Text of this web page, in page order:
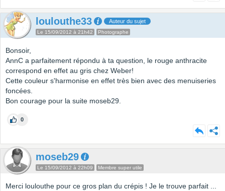
loulouthe33 Auteur du sujet
Le 15/09/2012 à 21h42 Photographe
Bonsoir,
AnnC a parfaitement répondu à ta question, le rouge anthracite
correspond en effet au gris chez Weber!
Cette couleur s'harmonise en effet très bien avec des menuiseries
foncées.
Bon courage pour la suite moseb29.
0
moseb29
Le 15/09/2012 à 22h09 Membre super utile
Merci loulouthe pour ce gros plan du crépis ! Je le trouve parfait ...